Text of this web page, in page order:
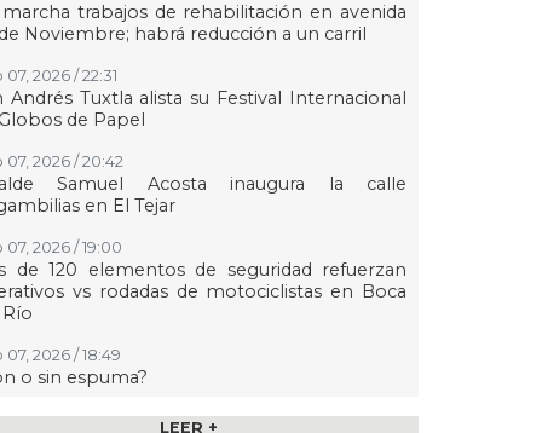
trabajos de rehabilitación en avenida
Noviembre; habrá reducción a un carril
2026 / 22:31
Andrés Tuxtla alista su Festival Internacional
de Papel
07, 2026 / 20:42
Samuel Acosta inaugura la calle
en El Tejar
07, 2026 / 19:00
de 120 elementos de seguridad refuerzan
vs rodadas de motociclistas en Boca
07, 2026 / 18:49
o sin espuma?
07, 2026 / 18:20 LEER +